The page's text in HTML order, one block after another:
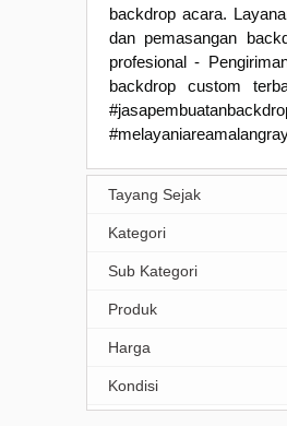
backdrop acara.
dan pemasangan
profesional -
backdrop custom
Tayang Sejak
Kategori
Sub Kategori
Produk
Harga
Kondisi